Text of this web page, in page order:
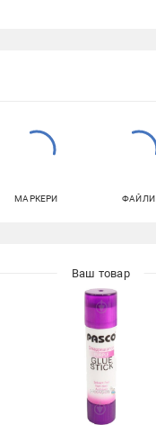
МАРКЕРИ ФАЙЛИ